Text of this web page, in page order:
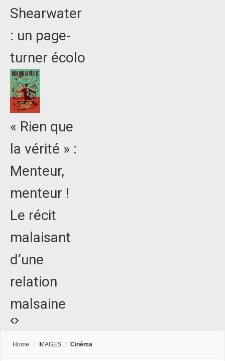
Shearwater
: un page-
turner écolo
« Rien que
la vérité » :
Menteur,
menteur !
Le récit
malaisant
d’une
relation
malsaine
Home / IMAGES / Cinéma